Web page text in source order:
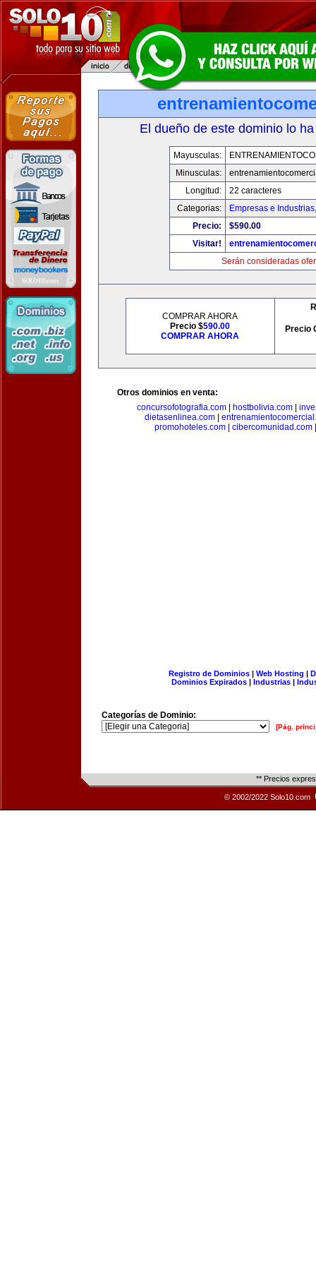
El dueño de este dominio lo
Mayusculas:
Minusculas:
Longitud:
22 caracteres
Categorias:
Empresas e Industrias
Precio:
$590.00
Visitar!
Serán consideradas
COMPRAR AHORA
Precio $590.00
COMPRAR AHORA
Precio
Otros dominios en venta:
concursofotografia.com| hostbolivia.com|
dietasenlinea.com|
promohoteles.com
cibercomunidad.com
Registro de Dominios| Web Hosting |
Dominios Expirados | Industrias |
Categorías de Dominio:
[Pág.
** Precios
© 2002/2022 Solo10.com